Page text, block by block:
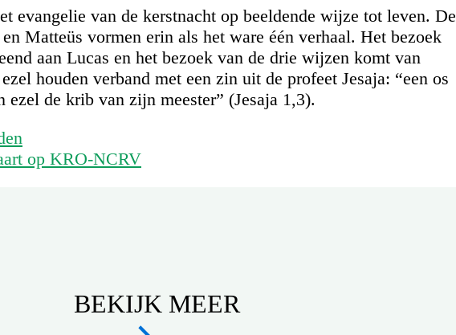
evangelie van de kerstnacht op beeldende wijze tot leven. De
Matteüs vormen erin als het ware één verhaal. Het bezoek
aan Lucas en het bezoek van de drie wijzen komt van
houden verband met een zin uit de profeet Jesaja: “een os
ezel de krib van zijn meester” (Jesaja 1,3).
op KRO-NCRV
BEKIJK MEER